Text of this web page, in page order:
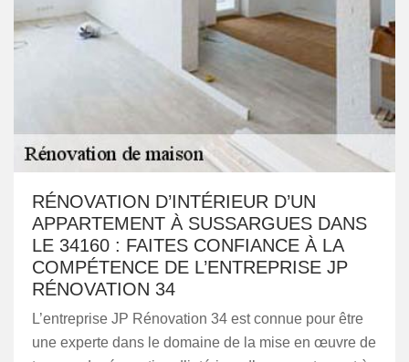
RÉNOVATION D’INTÉRIEUR D’UN
APPARTEMENT À SUSSARGUES DANS
LE 34160 : FAITES CONFIANCE À LA
COMPÉTENCE DE L’ENTREPRISE JP
RÉNOVATION 34
L’entreprise JP Rénovation 34 est connue pour être
une experte dans le domaine de la mise en œuvre de